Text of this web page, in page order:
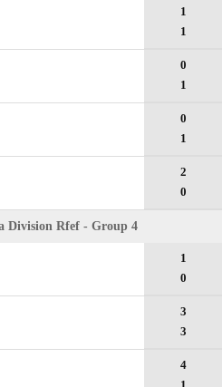
1
1
0
1
0
1
2
0
Division Rfef - Group 4
1
0
3
3
4